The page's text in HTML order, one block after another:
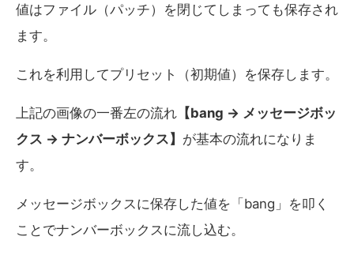
値はファイル（パッチ）を閉じてしまっても保存され
ます。
これを利用してプリセット（初期値）を保存します。
上記の画像の一番左の流れ 【bang → メッセージボッ
クス → ナンバーボックス】 が基本の流れになりま
す。
メッセージボックスに保存した値を「bang」を叩く
ことでナンバーボックスに流し込む。